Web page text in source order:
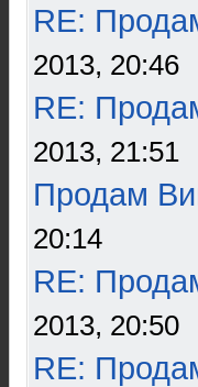
RE:
2013, 20:46
RE:
2013, 21:51
Продам
20:14
RE:
2013, 20:50
RE: